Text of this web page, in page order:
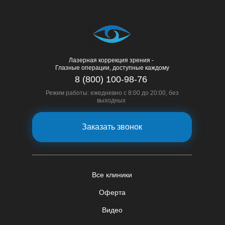
Лазерная коррекция зрения -
Глазные операции, доступные каждому
Оферта
Видео
Все клиники
8 (800) 100-98-76
Режим работы: ежедневно с 8:00 до 20:00, без
выходных
Заказать звонок